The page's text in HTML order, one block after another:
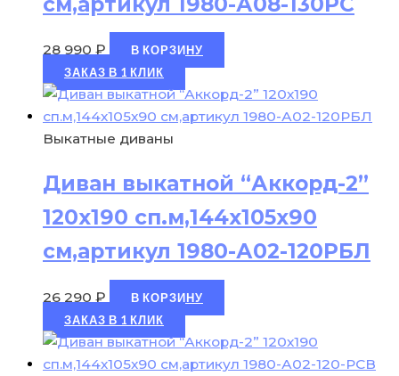
28 990 ₽
В КОРЗИНУ
ЗАКАЗ В 1 КЛИК
Выкатные диваны
Диван выкатной “Аккорд-2”
120х190 сп.м,144х105х90
см,артикул 1980-А02-120РБЛ
26 290 ₽
В КОРЗИНУ
ЗАКАЗ В 1 КЛИК